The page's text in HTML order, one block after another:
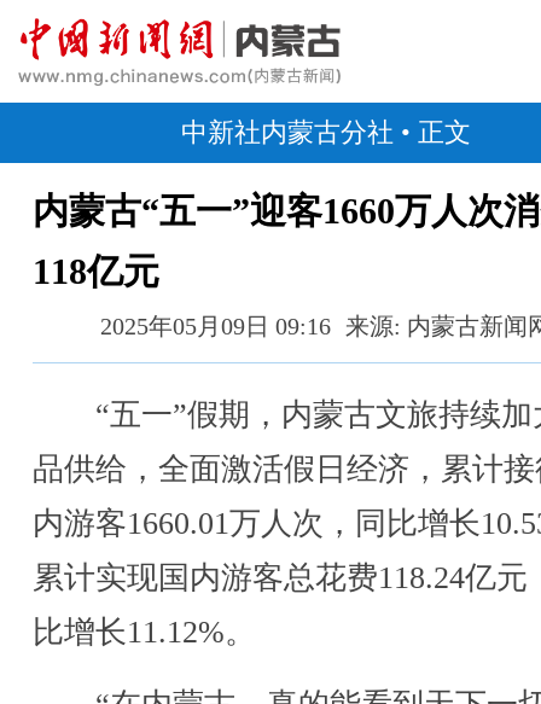
中新社内蒙古分社 • 正文
内蒙古“五一”迎客1660万人次
118亿元
2025年05月09日 09:16 来源: 内蒙古新闻
“五一”假期，内蒙古文旅持续加
品供给，全面激活假日经济，累计
内游客1660.01万人次，同比增长
累计实现国内游客总花费118.24亿元
比增长11.12%。